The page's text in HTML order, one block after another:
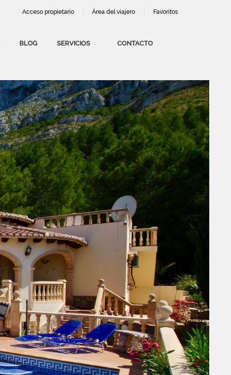
Favoritos
Área del viajero
Acceso propietario
BLOG SERVICIOS CONTACTO